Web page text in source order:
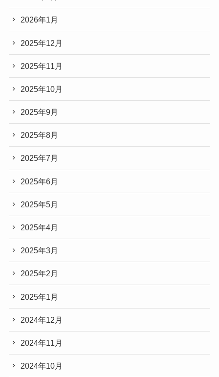
2026年1月
2025年12月
2025年11月
2025年10月
2025年9月
2025年8月
2025年7月
2025年6月
2025年5月
2025年4月
2025年3月
2025年2月
2025年1月
2024年12月
2024年11月
2024年10月